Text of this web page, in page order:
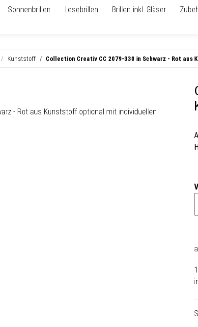
Sonnenbrillen Lesebrillen Brillen inkl. Gläser
Kunststoff Collection Creativ CC 2079-330 in Schwarz - Rot